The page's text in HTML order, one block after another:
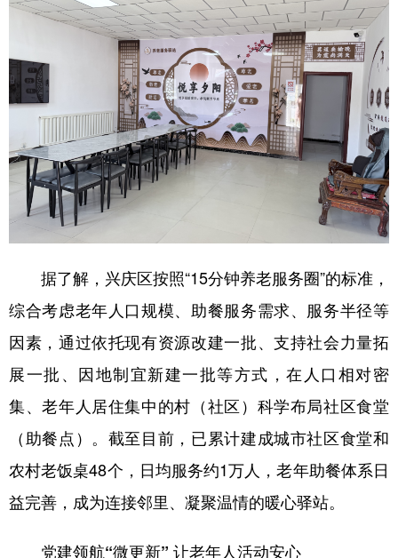
据了解，兴庆区按照“15分钟养老服务圈”的标准，
综合考虑老年人口规模、助餐服务需求、服务半径等
因素，通过依托现有资源改建一批、支持社会力量拓
展一批、因地制宜新建一批等方式，在人口相对密
集、老年人居住集中的村（社区）科学布局社区食堂
（助餐点）。截至目前，已累计建成城市社区食堂和
农村老饭桌48个，日均服务约1万人，老年助餐体系日
益完善，成为连接邻里、凝聚温情的暖心驿站。
党建领航“微更新” 让老年人活动安心